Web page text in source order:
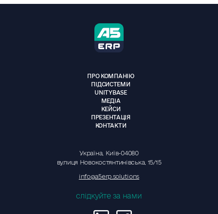
ПРО КОМПАНІЮ
ПІДСИСТЕМИ
UNITYBASE
МЕДІА
КЕЙСИ
ПРЕЗЕНТАЦІЯ
КОНТАКТИ
Україна, Київ-04080
вулиця Новокостянтинівська, 15/15
info@a5erp.solutions
слідкуйте за нами